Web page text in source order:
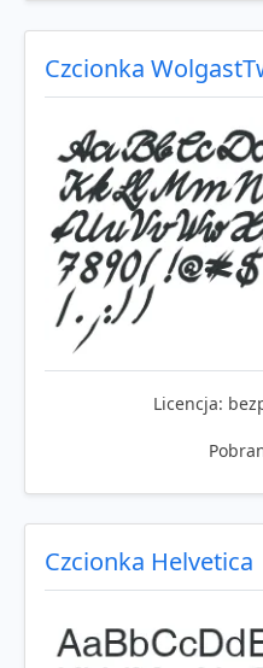
Czcionka
Licencja:
Czcionka Helvetica